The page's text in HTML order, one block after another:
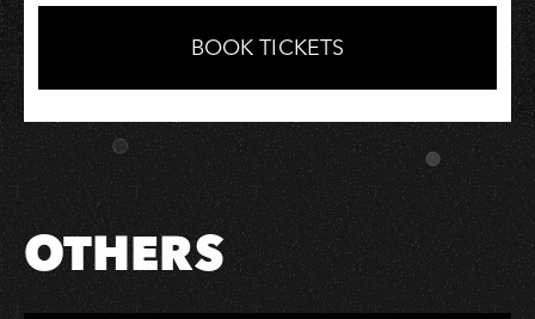
品
為
例
on
Facebook
on
LINE
Link
BOOK TICKETS
OTHERS